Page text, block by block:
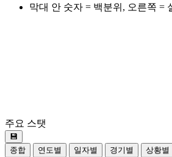
막대 안 숫자 = 백분위, 오른쪽 =
주요 스탯
💾
종합
연도별 일자별 경기별 상황별